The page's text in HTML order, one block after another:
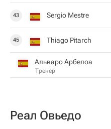
43 Sergio Mestre
45 Thiago Pitarch
Альваро Арбелоа
Тренер
Реал Овьедо